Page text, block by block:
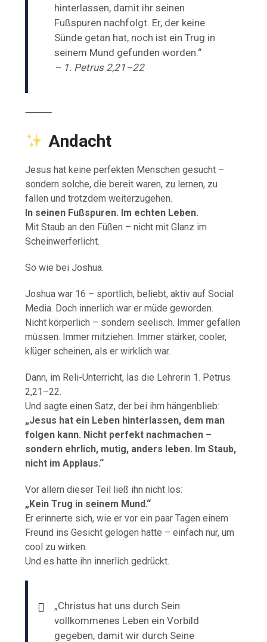
hinterlassen, damit ihr seinen
Fußspuren nachfolgt. Er, der keine
Sünde getan hat, noch ist ein Trug in
seinem Mund gefunden worden.“
– 1. Petrus 2,21–22
⸻
Andacht
Jesus hat keine perfekten Menschen gesucht –
sondern solche, die bereit waren, zu lernen, zu
fallen und trotzdem weiterzugehen.
In seinen Fußspuren. Im echten Leben.
Mit Staub an den Füßen – nicht mit Glanz im
Scheinwerferlicht.
So wie bei Joshua.
Joshua war 16 – sportlich, beliebt, aktiv auf Social
Media. Doch innerlich war er müde geworden.
Nicht körperlich – sondern seelisch. Immer gefallen
müssen. Immer mitziehen. Immer stärker, cooler,
klüger scheinen, als er wirklich war.
Dann, im Reli-Unterricht, las die Lehrerin 1. Petrus
2,21–22.
Und sagte einen Satz, der bei ihm hängenblieb:
„Jesus hat ein Leben hinterlassen, dem man
folgen kann. Nicht perfekt nachmachen –
sondern ehrlich, mutig, anders leben. Im Staub,
nicht im Applaus.“
Vor allem dieser Teil ließ ihn nicht los:
„Kein Trug in seinem Mund.“
Er erinnerte sich, wie er vor ein paar Tagen einem
Freund ins Gesicht gelogen hatte – einfach nur, um
cool zu wirken.
Und es hatte ihn innerlich gedrückt.
„Christus hat uns durch Sein
vollkommenes Leben ein Vorbild
gegeben, damit wir durch Seine